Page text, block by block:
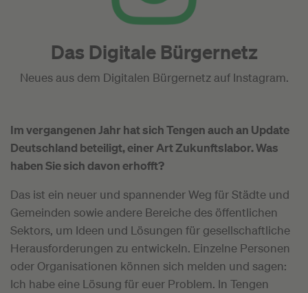
Das Digitale Bürgernetz
Neues aus dem Digitalen Bürgernetz auf Instagram.
Im vergangenen Jahr hat sich Tengen auch an Update
Deutschland beteiligt, einer Art Zukunftslabor. Was
haben Sie sich davon erhofft?
Das ist ein neuer und spannender Weg für Städte und
Gemeinden sowie andere Bereiche des öffentlichen
Sektors, um Ideen und Lösungen für gesellschaftliche
Herausforderungen zu entwickeln. Einzelne Personen
oder Organisationen können sich melden und sagen:
Ich habe eine Lösung für euer Problem. In Tengen